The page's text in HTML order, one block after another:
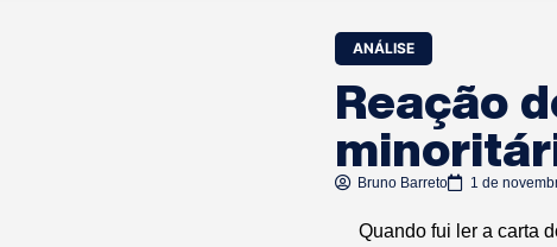
ANÁLISE
Reação
Bruno Barreto 1 de
Quando fui ler a carta